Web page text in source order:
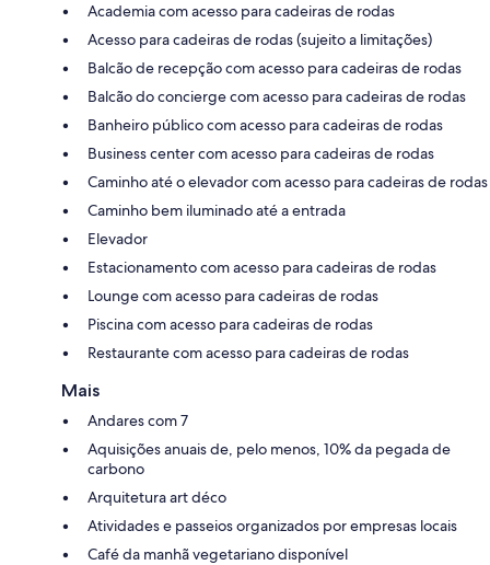
Academia com acesso para cadeiras de rodas
Acesso para cadeiras de rodas (sujeito a limitações)
Balcão de recepção com acesso para cadeiras de rodas
Balcão do concierge com acesso para cadeiras de rodas
Banheiro público com acesso para cadeiras de rodas
Business center com acesso para cadeiras de rodas
Caminho até o elevador com acesso para cadeiras de rodas
Caminho bem iluminado até a entrada
Elevador
Estacionamento com acesso para cadeiras de rodas
Lounge com acesso para cadeiras de rodas
Piscina com acesso para cadeiras de rodas
Restaurante com acesso para cadeiras de rodas
Mais
Andares com 7
Aquisições anuais de, pelo menos, 10% da pegada de
carbono
Arquitetura art déco
Atividades e passeios organizados por empresas locais
Café da manhã vegetariano disponível